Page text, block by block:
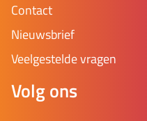
Contact
Nieuwsbrief
Veelgestelde vragen
Volg ons